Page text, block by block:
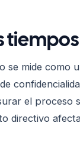
se mide como
el proceso
directivo